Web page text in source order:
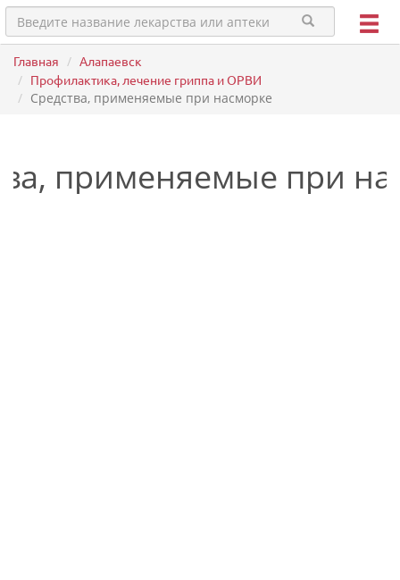
Главная
Алапаевск
Профилактика, лечение гриппа и ОРВИ
Средства, применяемые при насморке
применяемые при